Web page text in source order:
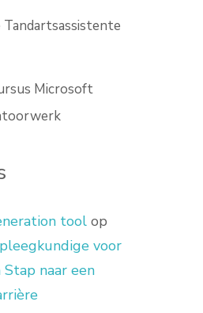
Microsoft
tool op
voor
Stap naar een